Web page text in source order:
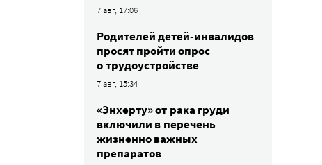
7 авг, 17:06
Родителей детей-инвалидов
просят пройти опрос
о трудоустройстве
7 авг, 15:34
«Энхерту» от рака груди
включили в перечень
жизненно важных
препаратов